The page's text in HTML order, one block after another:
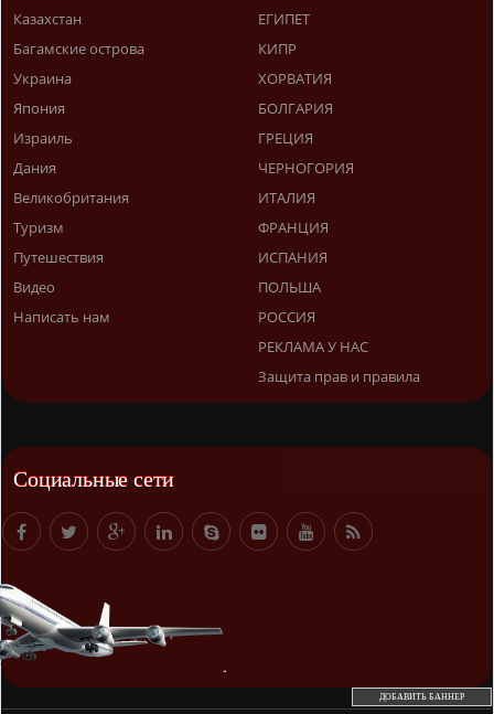
Казахстан
Багамские острова
Украина
Япония
Израиль
Дания
Великобритания
Туризм
Путешествия
Видео
Написать нам
ЕГИПЕТ
КИПР
ХОРВАТИЯ
БОЛГАРИЯ
ГРЕЦИЯ
ЧЕРНОГОРИЯ
ИТАЛИЯ
ФРАНЦИЯ
ИСПАНИЯ
ПОЛЬША
РОССИЯ
РЕКЛАМА У НАС
Защита прав и правила
Социальные сети
ДОБАВИТЬ БАННЕР